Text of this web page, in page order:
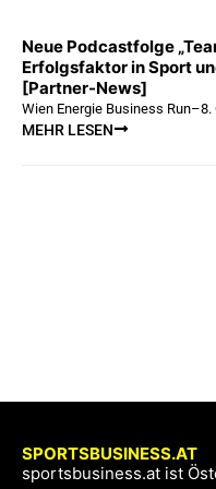
Neue Podcastfolge
Erfolgsfaktor in Sport
[Partner-News]
Wien Energie Business Run–8.
MEHR LESEN
SPORTSBUSINESS.AT
sportsbusiness.at ist